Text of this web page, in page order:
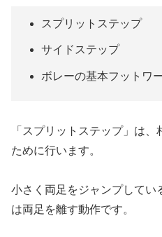
スプリットステップ
サイドステップ
ボレーの基本フットワ
「スプリットステップ」は
ために行います。
小さく両足をジャンプしてい
は両足を離す動作です。